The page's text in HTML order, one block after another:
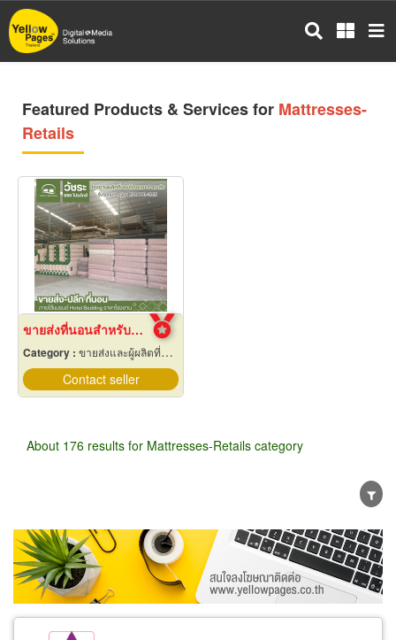
Skip
to
main
Featured Products & Services for Mattresses-
Retails
ขายส่งที่นอนสำหรับโรงแรม
Category : ขายส่งและผู้ผลิตที่นอน
Contact seller
About 176 results for Mattresses-Retails category
Wholesale Retail Manufacturer
Dealer
Exporter/Importer
Service Business